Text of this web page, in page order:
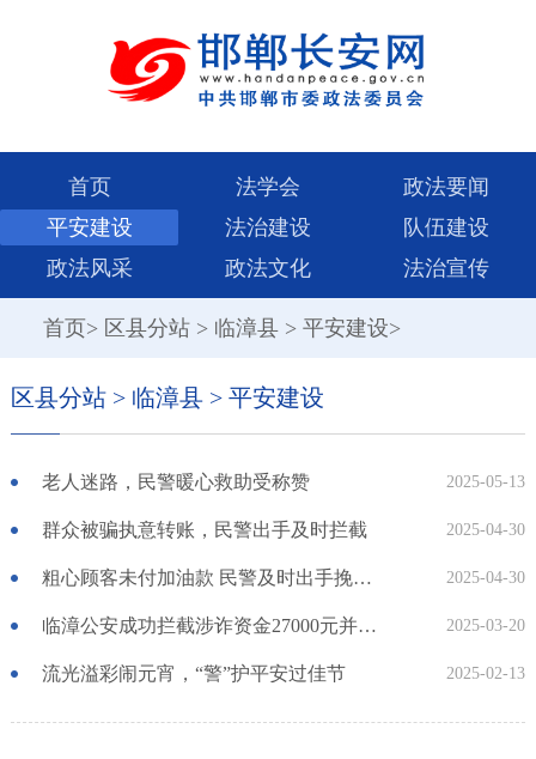
首页 法学会
政法要闻
平安建设
法治建设
队伍建设
政法风采
政法文化 法治宣传
首页> 区县分站 > 临漳县 > 平安建设>
区县分站> 临漳县> 平安建设
老人迷路，民警暖心救助受称赞 2025-05-13
群众被骗执意转账，民警出手及时拦截 2025-04-30
粗心顾客未付加油款 民警及时出手挽回损失 2025-04-30
临漳公安成功拦截涉诈资金27000元并返还受骗群众 2025-03-20
流光溢彩闹元宵，“警”护平安过佳节 2025-02-13